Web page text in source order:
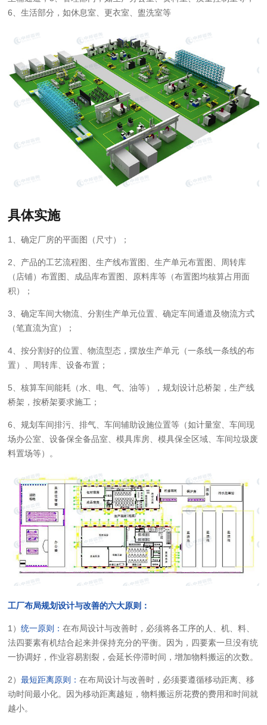
6、生活部分，如休息室、更衣室、盥洗室等
具体实施
1、确定厂房的平面图（尺寸）；
2、产品的工艺流程图、生产线布置图、生产单元布置图、周转库
（店铺）布置图、成品库布置图、原料库等（布置图均核算占用面
积）；
3、确定车间大物流、分割生产单元位置、确定车间通道及物流方式
（笔直流为宜）；
4、按分割好的位置、物流型态，摆放生产单元（一条线一条线的布
置）、周转库、设备布置；
5、核算车间能耗（水、电、气、油等），规划设计总桥架，生产线
桥架，按桥架要求施工；
6、规划车间排污、排气、车间辅助设施位置等（如计量室、车间现
场办公室、设备保全备品室、模具库房、模具保全区域、车间垃圾废
料置场等）。
工厂布局规划设计与改善的六大原则：
1）统一原则：在布局设计与改善时，必须将各工序的人、机、料、
法四要素有机结合起来并保持充分的平衡。因为，四要素一旦没有统
一协调好，作业容易割裂，会延长停滞时间，增加物料搬运的次数。
2）最短距离原则：在布局设计与改善时，必须要遵循移动距离、移
动时间最小化。因为移动距离越短，物料搬运所花费的费用和时间就
越小。